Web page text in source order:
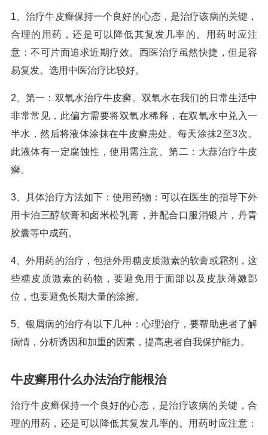
1、治疗牛皮癣保持一个良好的心态，是治疗该病的关键，
合理的用药，还是可以降低其复发几率的。用药时应注
意：不可片面追求近期疗效。西医治疗虽然快捷，但是容
易复发。选用中医治疗比较好。
2、第一：双氧水治疗牛皮癣。双氧水在我们的日常生活中
非常常见，此偏方需要将双氧水稀释，在双氧水中兑入一
半水，然后将液体涂抹在牛皮癣患处。每天涂抹2至3次。
此液体有一定腐蚀性，使用需注意。第二：大蒜治疗牛皮
癣。
3、具体治疗方法如下：使用药物：可以在医生的指导下外
用卡泊三醇软膏和卤米松乳膏，并配合口服消银片，丹青
胶囊等中成药。
4、外用药的治疗，包括外用糖皮质激素的软膏或霜剂，这
些糖皮质激素的药物，要避免用于面部以及皮肤薄嫩部
位，也要避免长期大量的涂擦。
5、银屑病的治疗有以下几种：心理治疗，要帮助患者了解
病情，分析诱因和加重的因素，提高患者自我保护能力。
牛皮癣用什么办法治疗能根治
治疗牛皮癣保持一个良好的心态，是治疗该病的关键，合
理的用药，还是可以降低其复发几率的。用药时应注意：